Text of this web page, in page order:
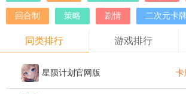
回合制 策略 剧情 二次元卡牌
同类排行 游戏排行
星陨计划官网版 卡